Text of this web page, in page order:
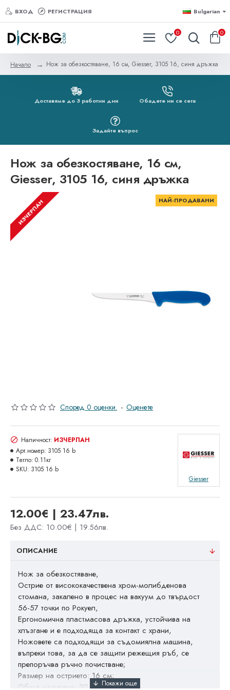
ВХОД РЕГИСТРАЦИЯ Bulgarian
0 0
Начало Нож за обезкостяване, 16 см, Giesser, 3105 16, синя дръжка
Доставяме до 3 работни дни Обадете ни се сега
Задайте въпрос
Нож за обезкостяване, 16 см,
Giesser, 3105 16, синя дръжка
НАЙ-ПРОДАВАНИ
ИЗЧЕРПАН
Според 0 оценки. - Оценете
12.00€ | 23.47лв.
Без ДДС: 10.00€ | 19.56лв.
Наличност: ИЗЧЕРПАН
Арт.номер: 3105 16 b
Тегло: 0.11кг
SKU: 3105 16 b
Giesser
ОПИСАНИЕ
Нож за обезкостяване,
Острие от висококачествена хром-молибденова
стомана, закалено в процес на вакуум до твърдост
56-57 точки по Рокуел,
Ергономична пластмасова дръжка, устойчива на
хлъзгане и е подходяща за контакт с храни,
Ножовете са подходящи за съдомиялна машина,
въпреки това, за да се защити режещия ръб, се
препоръчва ръчно почистване;
Размер на острието: 16 см;
Обща дължина: 30 см;